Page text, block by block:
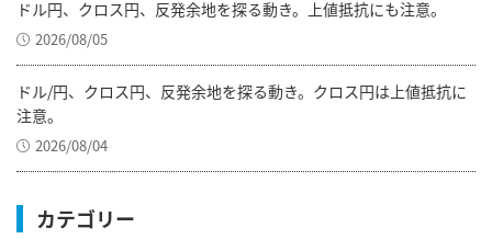
ドル円、クロス円、反発余地を探る動き。上値抵抗にも注意。
2026/08/05
ドル/円、クロス円、反発余地を探る動き。クロス円は上値抵抗に
注意。
2026/08/04
カテゴリー